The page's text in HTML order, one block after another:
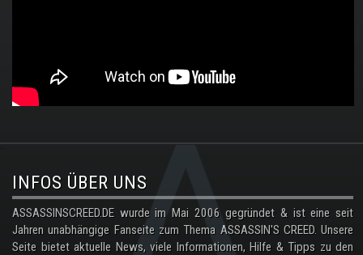
.
INFOS ÜBER UNS
ASSASSINSCREED.DE wurde im Mai 2006 gegründet & ist eine seit
Jahren unabhängige Fanseite zum Thema ASSASSIN'S CREED. Unsere
Seite bietet aktuelle News, viele Informationen, Hilfe & Tipps zu den